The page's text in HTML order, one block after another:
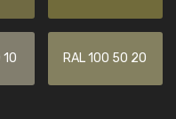
10 RAL 100 50 20